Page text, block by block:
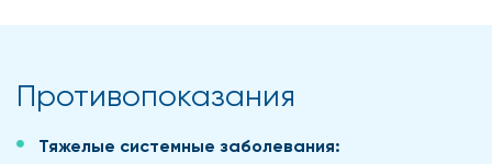
Противопоказания
Тяжелые системные заболевания: